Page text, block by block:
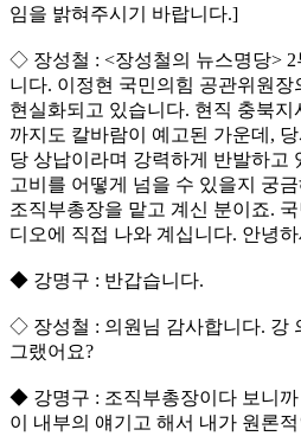
임을 밝혀주시기 바랍니다.]
◇ 장성철 : <장성철의 뉴스명당> 2
니다. 이정현 국민의힘 공관위원장
현실화되고 있습니다. 현직 충북
까지도 칼바람이 예고된 가운데,
당 상납이라며 강력하게 반발하고
고비를 어떻게 넘을 수 있을지 궁
조직부총장을 맡고 계신 분이죠.
디오에 직접 나와 계십니다. 안녕
◆ 강명구 : 반갑습니다.
◇ 장성철 : 의원님 감사합니다. 강
그랬어요?
◆ 강명구 : 조직부총장이다 보니
이 내부의 얘기고 해서 내가 원론